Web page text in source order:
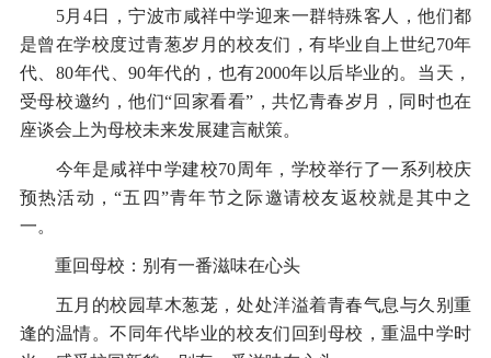
5月4日，宁波市咸祥中学迎来一群特殊客人，他们都
是曾在学校度过青葱岁月的校友们，有毕业自上世纪70年
代、80年代、90年代的，也有2000年以后毕业的。当天，
受母校邀约，他们“回家看看”，共忆青春岁月，同时也在
座谈会上为母校未来发展建言献策。
今年是咸祥中学建校70周年，学校举行了一系列校庆
预热活动，“五四”青年节之际邀请校友返校就是其中之
一。
重回母校：别有一番滋味在心头
五月的校园草木葱茏，处处洋溢着青春气息与久别重
逢的温情。不同年代毕业的校友们回到母校，重温中学时